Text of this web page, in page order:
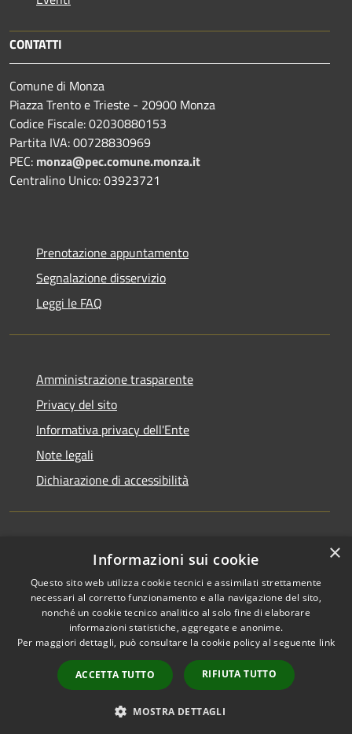
CONTATTI
Comune di Monza
Piazza Trento e Trieste - 20900 Monza
Codice Fiscale: 02030880153
Partita IVA: 00728830969
PEC: monza@pec.comune.monza.it
Centralino Unico: 03923721
Prenotazione appuntamento
Segnalazione disservizio
Leggi le FAQ
Amministrazione trasparente
Privacy del sito
Informativa privacy dell'Ente
Note legali
Dichiarazione di accessibilità
Newsletter
RSS
Accessibilità
Copyright © 2026 • Comune di
Municipium•
Accesso
redazione
×
Informazioni sui cookie
Questo sito web utilizza cookie tecnici e assimilati strettamente
necessari al corretto funzionamento e alla navigazione del sito,
nonché un cookie tecnico analitico al solo fine di elaborare
informazioni statistiche, aggregate e anonime.
Per maggiori dettagli, può consultare la cookie policy al seguente link
ACCETTA TUTTO RIFIUTA TUTTO
MOSTRA DETTAGLI